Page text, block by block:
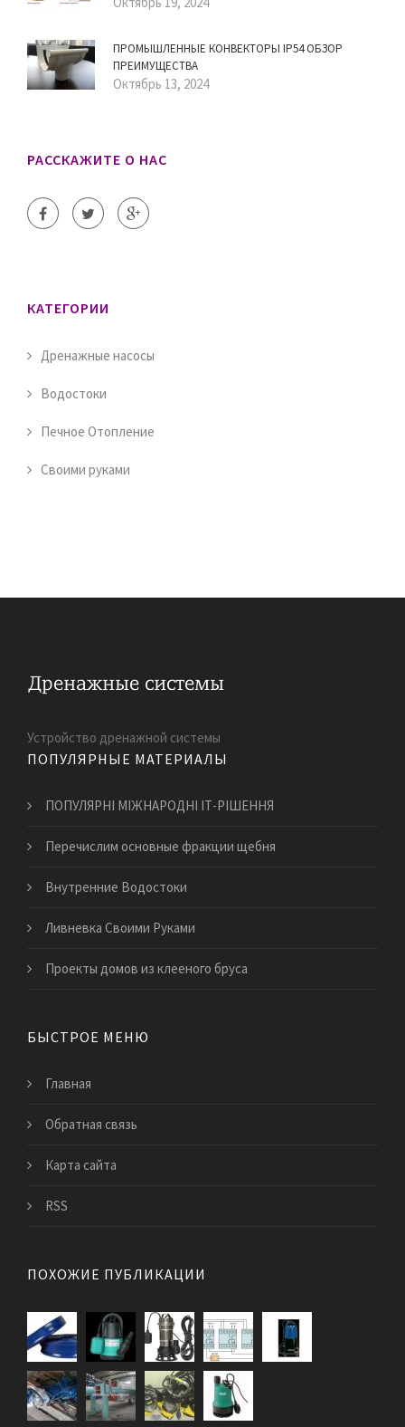
ПРОМЫШЛЕННЫЕ КОНВЕКТОРЫ IP54 ОБЗОР
ПРЕИМУЩЕСТВА
Октябрь 13, 2024
РАССКАЖИТЕ О НАС
КАТЕГОРИИ
Дренажные насосы
Водостоки
Печное Отопление
Своими руками
Устройство дренажной системы
ПОПУЛЯРНЫЕ МАТЕРИАЛЫ
ПОПУЛЯРНІ МІЖНАРОДНІ ІТ-РІШЕННЯ
Перечислим основные фракции щебня
Внутренние Водостоки
Ливневка Своими Руками
Проекты домов из клееного бруса
БЫСТРОЕ МЕНЮ
Главная
Обратная связь
Карта сайта
RSS
ПОХОЖИЕ ПУБЛИКАЦИИ